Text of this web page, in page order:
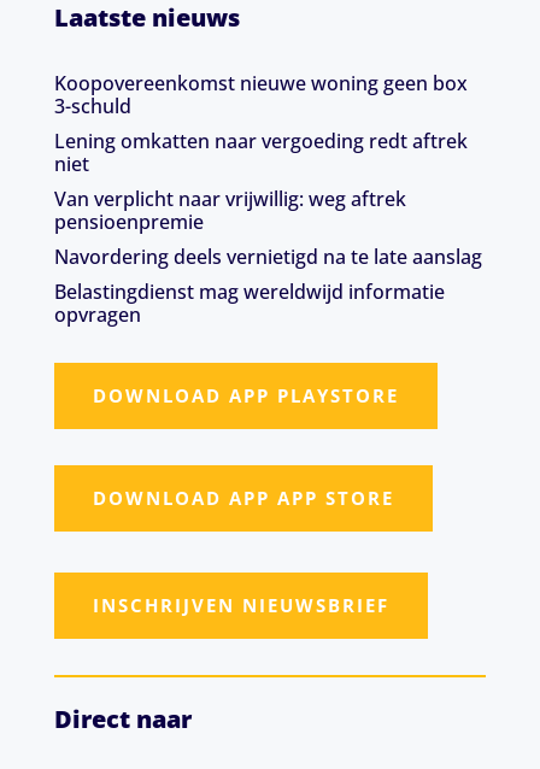
Laatste nieuws
Koopovereenkomst nieuwe woning geen box
3-schuld
Lening omkatten naar vergoeding redt aftrek
niet
Van verplicht naar vrijwillig: weg aftrek
pensioenpremie
Navordering deels vernietigd na te late aanslag
Belastingdienst mag wereldwijd informatie
opvragen
DOWNLOAD APP PLAYSTORE
DOWNLOAD APP APP STORE
INSCHRIJVEN NIEUWSBRIEF
Direct naar